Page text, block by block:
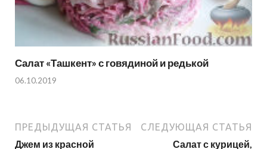
Салат «Ташкент» с говядиной и редькой
06.10.2019
ПРЕДЫДУЩАЯ СТАТЬЯ
Джем из красной
СЛЕДУЮЩАЯ СТАТЬЯ
Салат с курицей,